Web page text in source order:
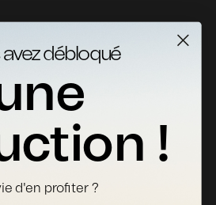
débloqué
!
d'en profiter ?